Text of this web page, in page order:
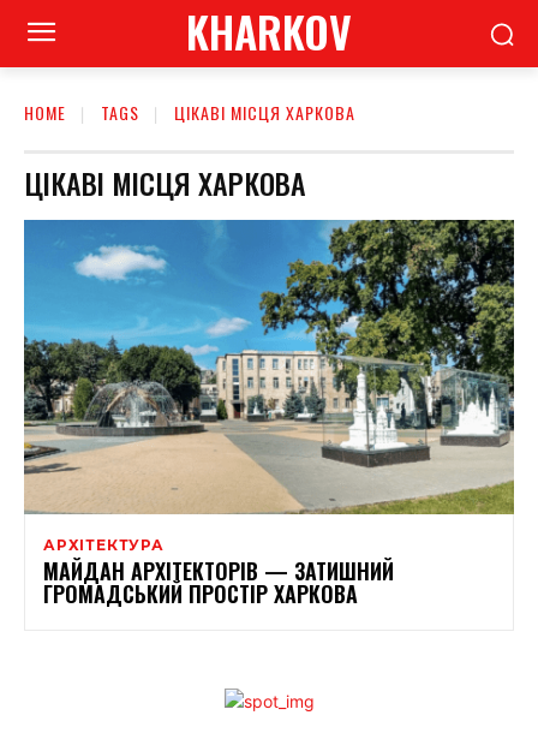
KHARKOV
HOME TAGS ЦІКАВІ МІСЦЯ ХАРКОВА
ЦІКАВІ МІСЦЯ ХАРКОВА
АРХІТЕКТУРА
МАЙДАН АРХІТЕКТОРІВ — ЗАТИШНИЙ
ГРОМАДСЬКИЙ ПРОСТІР ХАРКОВА